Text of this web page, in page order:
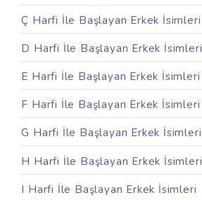
Ç Harfi İle Başlayan Erkek İsimleri
D Harfi İle Başlayan Erkek İsimleri
E Harfi İle Başlayan Erkek İsimleri
F Harfi İle Başlayan Erkek İsimleri
G Harfi İle Başlayan Erkek İsimleri
H Harfi İle Başlayan Erkek İsimleri
I Harfi İle Başlayan Erkek İsimleri